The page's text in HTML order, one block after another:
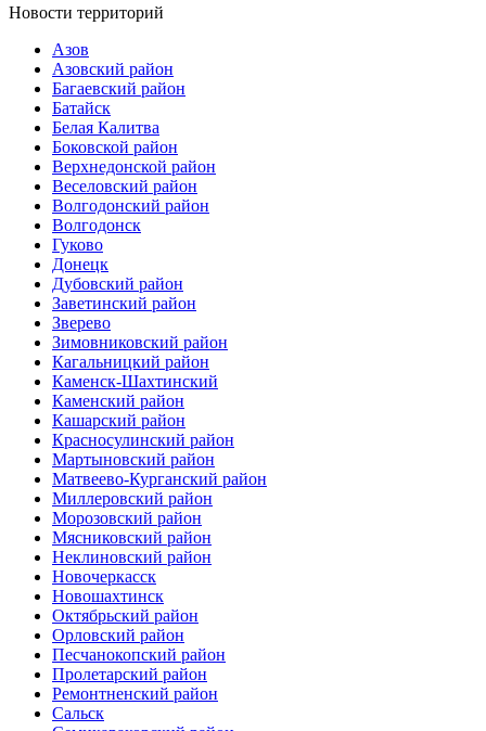
Новости территорий
Азов
Азовский район
Багаевский район
Батайск
Белая Калитва
Боковской район
Верхнедонской район
Веселовский район
Волгодонский район
Волгодонск
Гуково
Донецк
Дубовский район
Заветинский район
Зверево
Зимовниковский район
Кагальницкий район
Каменск-Шахтинский
Каменский район
Кашарский район
Красносулинский район
Мартыновский район
Матвеево-Курганский район
Миллеровский район
Морозовский район
Мясниковский район
Неклиновский район
Новочеркасск
Новошахтинск
Октябрьский район
Орловский район
Песчанокопский район
Пролетарский район
Ремонтненский район
Сальск